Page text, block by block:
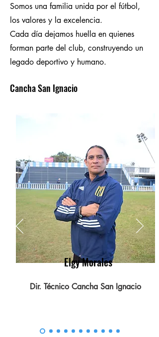
Somos una familia unida por el fútbol,
los valores y la excelencia.
Cada día dejamos huella en quienes
forman parte del club, construyendo un
legado deportivo y humano.
Cancha San Ignacio
Elgy Morales
Dir. Técnico Cancha San Ignacio